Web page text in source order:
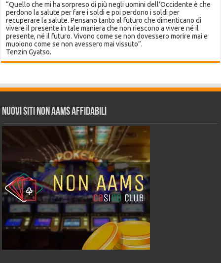
“Quello che mi ha sorpreso di più negli uomini dell’Occidente è che
perdono la salute per fare i soldi e poi perdono i soldi per
recuperare la salute. Pensano tanto al futuro che dimenticano di
vivere il presente in tale maniera che non riescono a vivere né il
presente, né il futuro. Vivono come se non dovessero morire mai e
muoiono come se non avessero mai vissuto”.
Tenzin Gyatso.
Nuovi siti non AAMS affidabili